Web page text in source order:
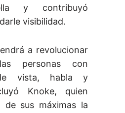
y contribuyó
visibilidad.
a revolucionar
personas con
vista, habla y
Knoke, quien
sus máximas la